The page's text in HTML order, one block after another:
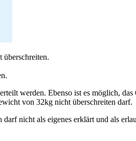
überschreiten.
werden. Ebenso ist es möglich,
von 32kg nicht überschreiten darf.
nicht als eigenes erklärt und als